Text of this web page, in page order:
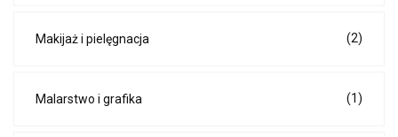
Makijaż i pielęgnacja (2)
Malarstwo i grafika (1)